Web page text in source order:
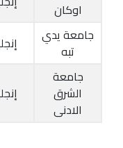
اوكان
جامعة يدي
تبه
جامعة
الشرق
الادنى